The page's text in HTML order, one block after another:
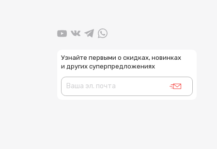
Узнайте первыми о скидках, новинках
и других суперпредложениях